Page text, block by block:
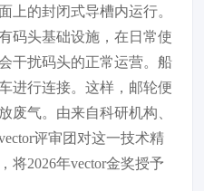
上的封闭式导槽内运行。
码头基础设施，在日常使
干扰码头的正常运营。船
进行连接。这样，邮轮便
废气。由来自科研机构、
评审团对这一技术精
将2026年vector金奖授予